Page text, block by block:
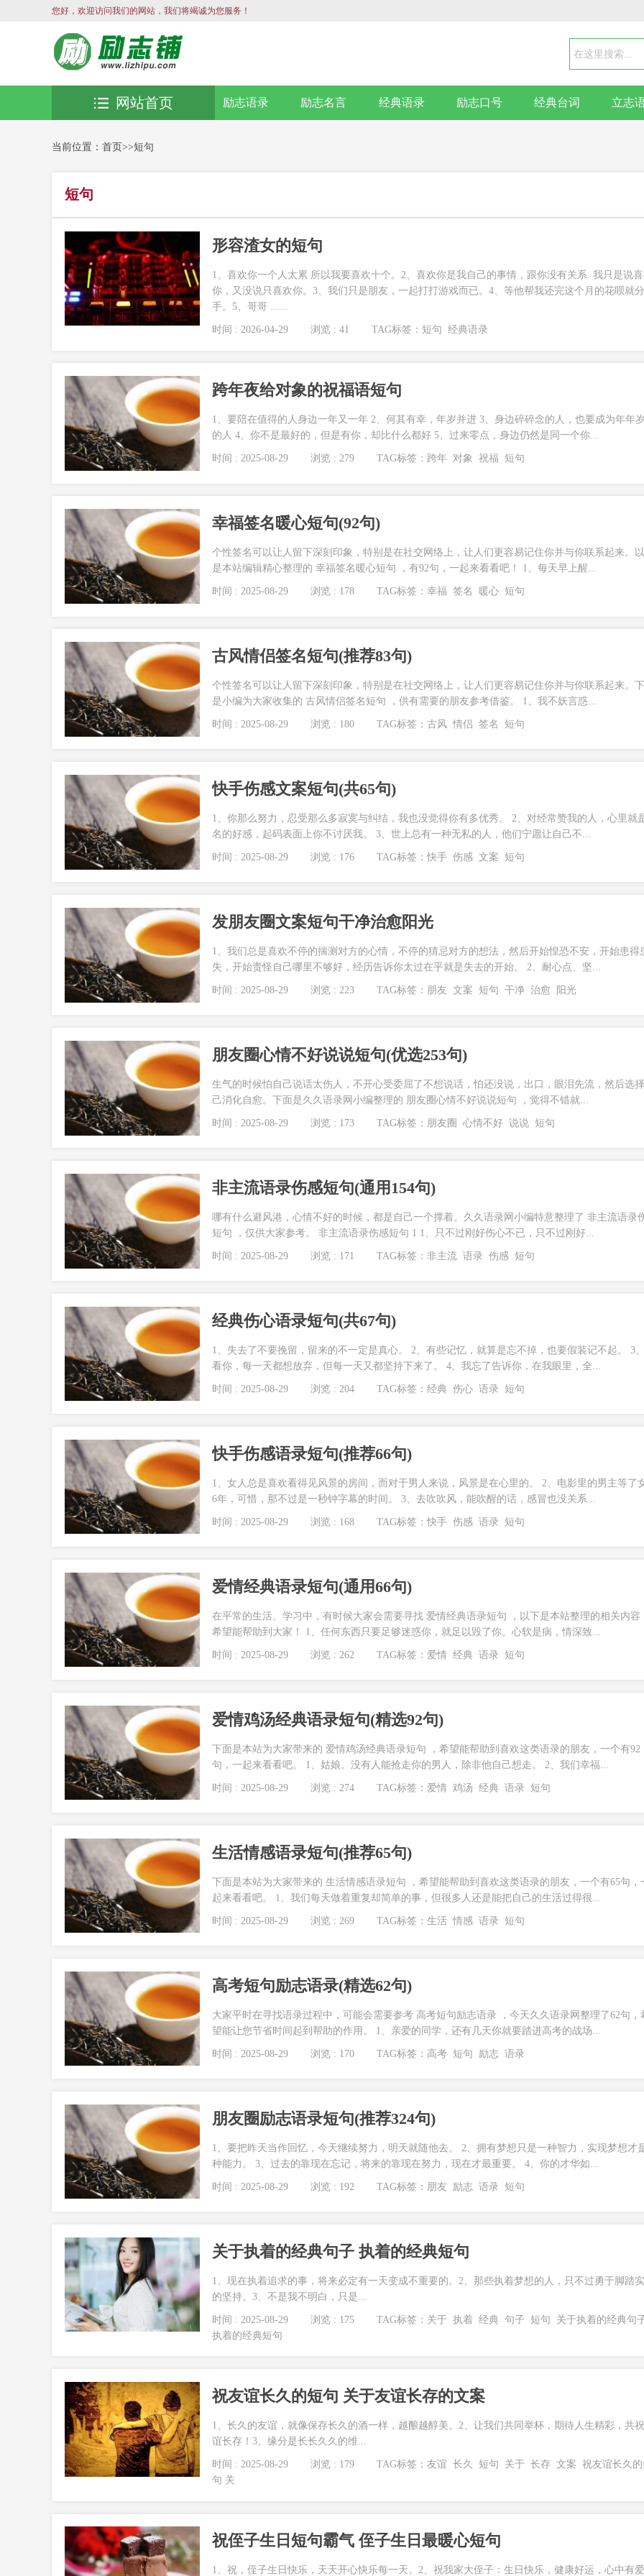
您好，欢迎访问我们的网站，我们将竭诚为您服务！
励志语录 励志名言 经典语录 励志口号 经典台词 立志
网站首页
当前位置： 首页>>短句
短句
形容渣女的短句
1、喜欢你一个人太累 所以我要喜欢十个。2、喜欢你是我自己的事情，跟你没有关系. 我只是说
你，又没说只喜欢你。3、我们只是朋友，一起打打游戏而已。4、等他帮我还完这个月的花呗就分
手。5、哥哥 …...
时间 : 2026-04-29 浏览 : 41 TAG标签： 短句 经典语录
跨年夜给对象的祝福语短句
1、要陪在值得的人身边一年又一年 2、何其有幸，年岁并进 3、身边碎碎念的人，也要成为年年
的人 4、你不是最好的，但是有你，却比什么都好 5、过来零点，身边仍然是同一个你...
时间 : 2025-08-29 浏览 : 279 TAG标签： 跨年 对象 祝福 短句
幸福签名暖心短句(92句)
个性签名可以让人留下深刻印象，特别是在社交网络上，让人们更容易记住你并与你联系起来。
是本站编辑精心整理的 幸福签名暖心短句 ，有92句，一起来看看吧！ 1、每天早上醒...
时间 : 2025-08-29 浏览 : 178 TAG标签：幸福 签名 暖心 短句
古风情侣签名短句(推荐83句)
个性签名可以让人留下深刻印象，特别是在社交网络上，让人们更容易记住你并与你联系起来。
是小编为大家收集的 古风情侣签名短句 ，供有需要的朋友参考借鉴。 1、我不妖言惑...
时间 : 2025-08-29 浏览 : 180 TAG标签：古风 情侣 签名 短句
快手伤感文案短句(共65句)
1、你那么努力，忍受那么多寂寞与纠结，我也没觉得你有多优秀。 2、对经常赞我的人，心里就
名的好感，起码表面上你不讨厌我。 3、世上总有一种无私的人，他们宁愿让自己不...
时间 : 2025-08-29 浏览 : 176 TAG标签：快手 伤感 文案 短句
发朋友圈文案短句干净治愈阳光
1、我们总是喜欢不停的揣测对方的心情，不停的猜忌对方的想法，然后开始惶恐不安，开始患得
失，开始责怪自己哪里不够好，经历告诉你太过在乎就是失去的开始。 2、耐心点、坚...
时间 : 2025-08-29 浏览 : 223 TAG标签： 朋友 文案 短句 干净 治愈 阳光
朋友圈心情不好说说短句(优选253句)
生气的时候怕自己说话太伤人，不开心受委屈了不想说话，怕还没说，出口，眼泪先流，然后选
己消化自愈。下面是久久语录网小编整理的 朋友圈心情不好说说短句 ，觉得不错就...
时间 : 2025-08-29 浏览 : 173 TAG标签： 朋友圈 心情不好 说说 短句
非主流语录伤感短句(通用154句)
哪有什么避风港，心情不好的时候，都是自己一个撑着。久久语录网小编特意整理了 非主流语录
短句 ，仅供大家参考。 非主流语录伤感短句 1 1、只不过刚好伤心不已，只不过刚好...
时间 : 2025-08-29 浏览 : 171 TAG标签：非主流 语录 伤感 短句
经典伤心语录短句(共67句)
1、失去了不要挽留，留来的不一定是真心。 2、有些记忆，就算是忘不掉，也要假装记不起。 3
看你，每一天都想放弃，但每一天又都坚持下来了。 4、我忘了告诉你，在我眼里，全...
时间 : 2025-08-29 浏览 : 204 TAG标签：经典 伤心 语录 短句
快手伤感语录短句(推荐66句)
1、女人总是喜欢看得见风景的房间，而对于男人来说，风景是在心里的。 2、电影里的男主等了
6年，可惜，那不过是一秒钟字幕的时间。 3、去吹吹风，能吹醒的话，感冒也没关系...
时间 : 2025-08-29 浏览 : 168 TAG标签：快手 伤感 语录 短句
爱情经典语录短句(通用66句)
在平常的生活、学习中，有时候大家会需要寻找 爱情经典语录短句 ，以下是本站整理的相关内容
希望能帮助到大家！ 1、任何东西只要足够迷惑你，就足以毁了你。心软是病，情深致...
时间 : 2025-08-29 浏览 : 262 TAG标签： 爱情 经典 语录 短句
爱情鸡汤经典语录短句(精选92句)
下面是本站为大家带来的 爱情鸡汤经典语录短句 ，希望能帮助到喜欢这类语录的朋友，一个有92
句，一起来看看吧。 1、姑娘。没有人能抢走你的男人，除非他自己想走。 2、我们幸福...
时间 : 2025-08-29 浏览 : 274 TAG标签： 爱情 鸡汤 经典 语录 短句
生活情感语录短句(推荐65句)
下面是本站为大家带来的 生活情感语录短句 ，希望能帮助到喜欢这类语录的朋友，一个有65句，
起来看看吧。 1、我们每天做着重复却简单的事，但很多人还是能把自己的生活过得很...
时间 : 2025-08-29 浏览 : 269 TAG标签：生活 情感 语录 短句
高考短句励志语录(精选62句)
大家平时在寻找语录过程中，可能会需要参考 高考短句励志语录 ，今天久久语录网整理了62句，
望能让您节省时间起到帮助的作用。 1、亲爱的同学，还有几天你就要踏进高考的战场...
时间 : 2025-08-29 浏览 : 170 TAG标签： 高考 短句 励志 语录
朋友圈励志语录短句(推荐324句)
1、要把昨天当作回忆，今天继续努力，明天就随他去。 2、拥有梦想只是一种智力，实现梦想才
种能力。 3、过去的靠现在忘记，将来的靠现在努力，现在才最重要。 4、你的才华如...
时间 : 2025-08-29 浏览 : 192 TAG标签： 朋友 励志 语录 短句
关于执着的经典句子 执着的经典短句
1、现在执着追求的事，将来必定有一天变成不重要的。2、那些执着梦想的人，只不过勇于脚踏
的坚持。3、不是我不明白，只是...
时间 : 2025-08-29 浏览 : 175 TAG标签： 关于 执着 经典 句子 短句
关于执着的经典句
执着的经典短句
祝友谊长久的短句 关于友谊长存的文案
1、长久的友谊，就像保存长久的酒一样，越酿越醇美。2、让我们共同举杯，期待人生精彩，共
谊长存！3、缘分是长长久久的维...
时间 : 2025-08-29 浏览 : 179 TAG标签：友谊 长久 短句 关于 长存 文案
祝友谊长久
句 关
祝侄子生日短句霸气 侄子生日最暖心短句
1、祝，侄子生日快乐，天天开心快乐每一天。2、祝我家大侄子：生日快乐，健康好运，心中有